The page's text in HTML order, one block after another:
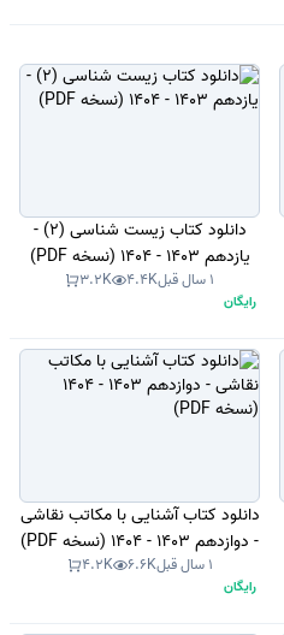
دانلود کتاب زیست شناسی (2) -
یازدهم 1403 - 1404 (نسخه PDF)
1 سال قبل 4.4K
3.2K
رایگان
دانلود کتاب آشنایی با مکاتب نقاشی
- دوازدهم 1403 - 1404 (نسخه PDF)
1 سال قبل 6.6K
4.2K
رایگان